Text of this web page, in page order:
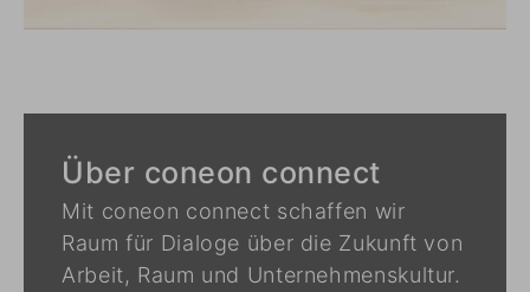
Über coneon connect
Mit coneon connect schaffen wir
Raum für Dialoge über die Zukunft von
Arbeit, Raum und Unternehmenskultur.